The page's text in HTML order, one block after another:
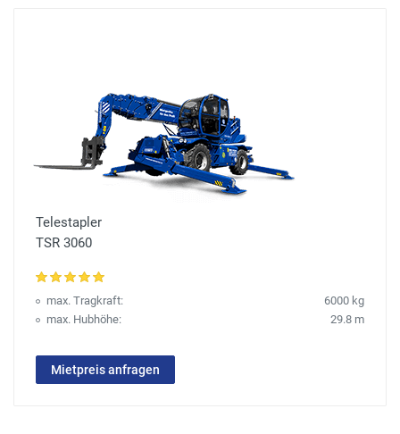
Telestapler
TSR 3060
max. Tragkraft:
6000 kg
max. Hubhöhe:
29.8 m
Mietpreis anfragen